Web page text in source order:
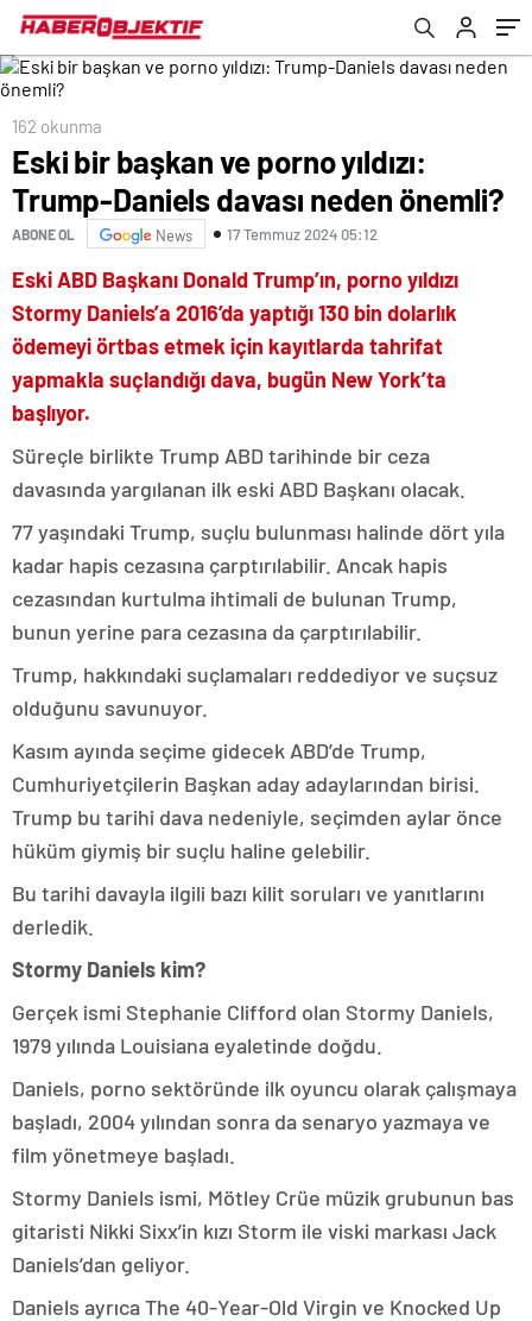
162 okunma
Eski bir başkan ve porno yıldızı:
Trump-Daniels davası neden önemli?
ABONE OL News 17 Temmuz 2024 05:12
Eski ABD Başkanı Donald Trump’ın, porno yıldızı
Stormy Daniels’a 2016’da yaptığı 130 bin dolarlık
ödemeyi örtbas etmek için kayıtlarda tahrifat
yapmakla suçlandığı dava, bugün New York’ta
başlıyor.
Süreçle birlikte Trump ABD tarihinde bir ceza
davasında yargılanan ilk eski ABD Başkanı olacak.
77 yaşındaki Trump, suçlu bulunması halinde dört yıla
kadar hapis cezasına çarptırılabilir. Ancak hapis
cezasından kurtulma ihtimali de bulunan Trump,
bunun yerine para cezasına da çarptırılabilir.
Trump, hakkındaki suçlamaları reddediyor ve suçsuz
olduğunu savunuyor.
Kasım ayında seçime gidecek ABD’de Trump,
Cumhuriyetçilerin Başkan aday adaylarından birisi.
Trump bu tarihi dava nedeniyle, seçimden aylar önce
hüküm giymiş bir suçlu haline gelebilir.
Bu tarihi davayla ilgili bazı kilit soruları ve yanıtlarını
derledik.
Stormy Daniels kim?
Gerçek ismi Stephanie Clifford olan Stormy Daniels,
1979 yılında Louisiana eyaletinde doğdu.
Daniels, porno sektöründe ilk oyuncu olarak çalışmaya
başladı, 2004 yılından sonra da senaryo yazmaya ve
film yönetmeye başladı.
Stormy Daniels ismi, Mötley Crüe müzik grubunun bas
gitaristi Nikki Sixx’in kızı Storm ile viski markası Jack
Daniels’dan geliyor.
Daniels ayrıca The 40-Year-Old Virgin ve Knocked Up